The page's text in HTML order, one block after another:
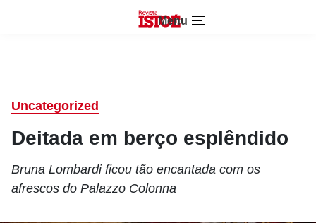
Menu
Uncategorized
Deitada em berço esplêndido
Bruna Lombardi ficou tão encantada com os
afrescos do Palazzo Colonna